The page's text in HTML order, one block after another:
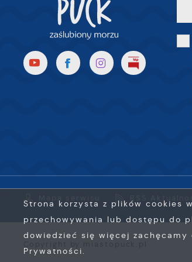
Mapa serwisu RSS
Strona korzysta z plików cookies
przechowywania lub dostępu do
dowiedzieć się więcej
Prywatności.